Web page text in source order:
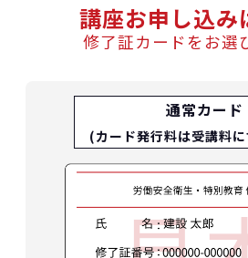
講座お申し込み
修了証カードをお選
通常カード
(カード発行料は受講料